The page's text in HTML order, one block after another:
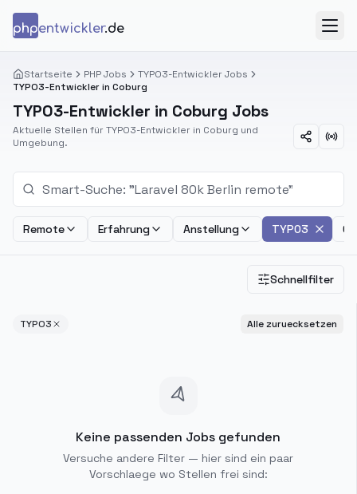
phpentwickler.de
Startseite PHP Jobs
TYPO3-Entwickler Jobs
TYPO3-Entwickler in Coburg
TYPO3-Entwickler in Coburg Jobs
Aktuelle Stellen für TYPO3-Entwickler in Coburg und
Umgebung.
Remote Erfahrung Anstellung TYPO3
Schnellfilter
TYPO3 Alle zuruecksetzen
Keine passenden Jobs gefunden
Versuche andere Filter — hier sind ein paar
Vorschlaege wo Stellen frei sind: